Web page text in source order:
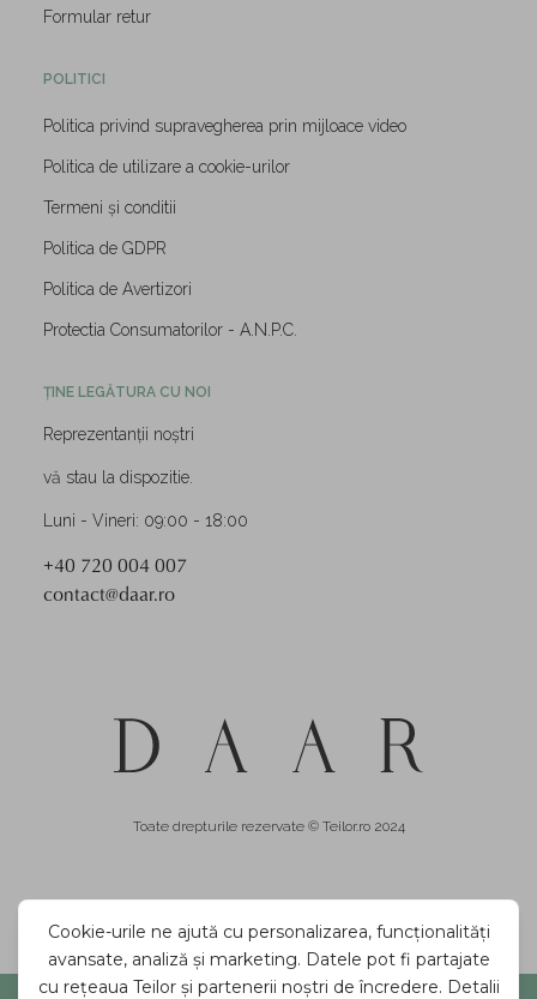
Formular retur
POLITICI
Politica privind supravegherea prin mijloace video
Politica de utilizare a cookie-urilor
Termeni și conditii
Politica de GDPR
Politica de Avertizori
Protectia Consumatorilor - A.N.P.C.
ȚINE LEGĂTURA CU NOI
Reprezentanții noștri
vă stau la dispozitie.
Luni - Vineri: 09:00 - 18:00
+40 720 004 007
contact@daar.ro
Toate drepturile rezervate © Teilor.ro 2024